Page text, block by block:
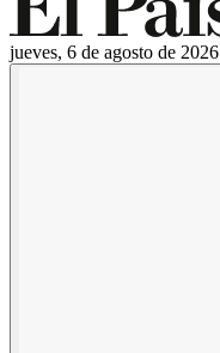
jueves, 6 de agosto de 2026